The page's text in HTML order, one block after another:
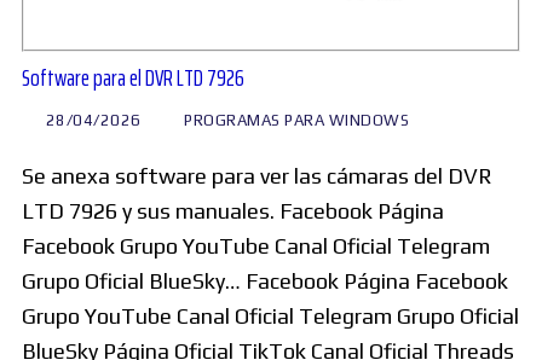
Software para el DVR LTD 7926
28/04/2026 PROGRAMAS PARA WINDOWS
Se anexa software para ver las cámaras del DVR
LTD 7926 y sus manuales. Facebook Página
Facebook Grupo YouTube Canal Oficial Telegram
Grupo Oficial BlueSky… Facebook Página Facebook
Grupo YouTube Canal Oficial Telegram Grupo Oficial
BlueSky Página Oficial TikTok Canal Oficial Threads